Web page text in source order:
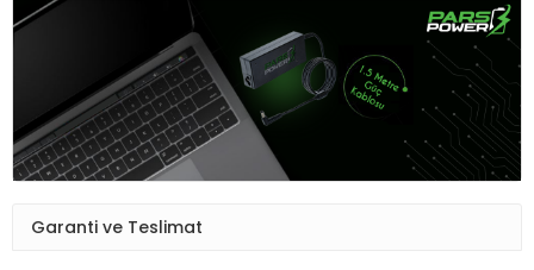
Garanti ve Teslimat